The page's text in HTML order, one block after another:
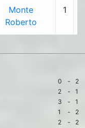
Monte
Roberto
1
0 -
2
2 -
1
3 -
1
1 -
2
2 -
2